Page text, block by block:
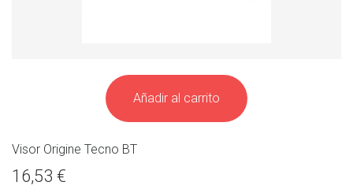
Añadir al carrito
Visor Origine Tecno BT
16,53 €